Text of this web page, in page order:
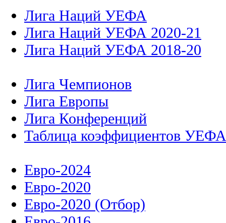
Лига Наций УЕФА
Лига Наций УЕФА 2020-21
Лига Наций УЕФА 2018-20
Лига Чемпионов
Лига Европы
Лига Конференций
Таблица коэффициентов УЕФА
Евро-2024
Евро-2020
Евро-2020 (Отбор)